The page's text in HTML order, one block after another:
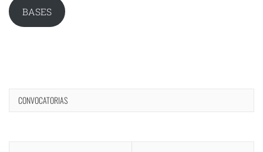
BASES
CONVOCATORIAS